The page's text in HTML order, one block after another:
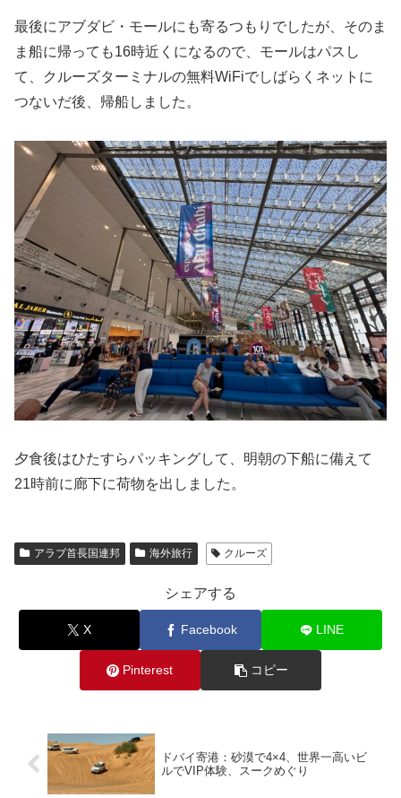
最後にアブダビ・モールにも寄るつもりでしたが、そのま
ま船に帰っても16時近くになるので、モールはパスし
て、クルーズターミナルの無料WiFiでしばらくネットに
つないだ後、帰船しました。
夕食後はひたすらパッキングして、明朝の下船に備えて
21時前に廊下に荷物を出しました。
アラブ首長国連邦 海外旅行 クルーズ
シェアする
X Facebook LINE
Pinterest コピー
ドバイ寄港：砂漠で4×4、世界一高いビ
ルでVIP体験、スークめぐり